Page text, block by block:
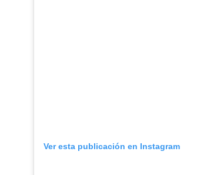
Ver esta publicación en Instagram